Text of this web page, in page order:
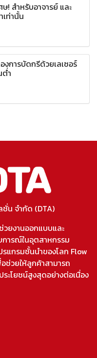
! สำหรับอาจารย์ และ
ท่านั้น
งการบัดกรีด้วยเลเซอร์
ำ
น จำกัด (DTA)
วยงานออกแบบและ
ารณ์ในอุตสาหกรรม
แกรมชั้นนำของโลก Flow
ช่วยให้ลูกค้าสามารถ
ระโยชน์สูงสุดอย่างต่อเนื่อง